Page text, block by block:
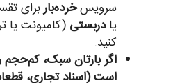
سرویسخرده‌باربرای
یادربستی (کامیونت یا
کنید.
اگر بارتان سبک،
است (اسناد تجاری،